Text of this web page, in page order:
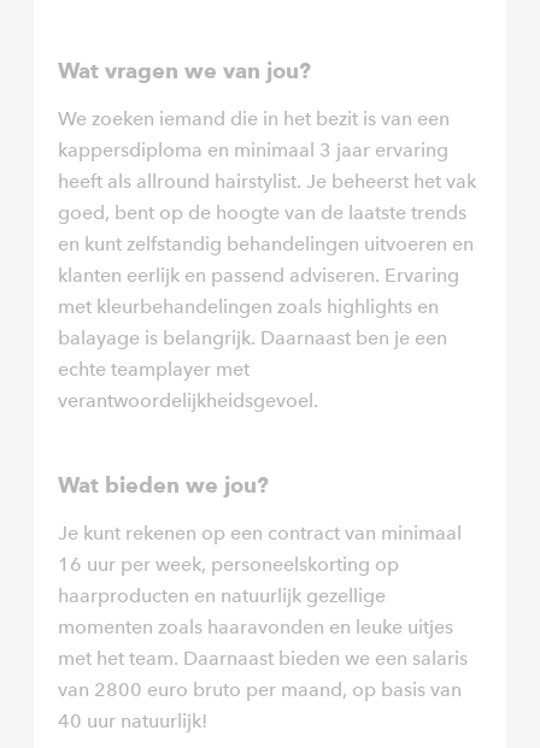
Wat vragen we van jou?
We zoeken iemand die in het bezit is van een
kappersdiploma en minimaal 3 jaar ervaring
heeft als allround hairstylist. Je beheerst het vak
goed, bent op de hoogte van de laatste trends
en kunt zelfstandig behandelingen uitvoeren en
klanten eerlijk en passend adviseren. Ervaring
met kleurbehandelingen zoals highlights en
balayage is belangrijk. Daarnaast ben je een
echte teamplayer met
verantwoordelijkheidsgevoel.
Wat bieden we jou?
Je kunt rekenen op een contract van minimaal
16 uur per week, personeelskorting op
haarproducten en natuurlijk gezellige
momenten zoals haaravonden en leuke uitjes
met het team. Daarnaast bieden we een salaris
van 2800 euro bruto per maand, op basis van
40 uur natuurlijk!